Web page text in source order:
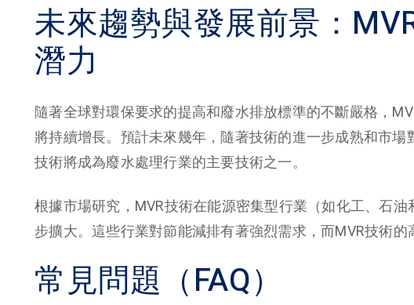
未來趨勢與發展前景：
潛力
隨著全球對環保要求的提高和廢水排放標準的不斷嚴格，
將持續增長。預計未來幾年，隨著技術的進一步成熟和市場
技術將成為廢水處理行業的主要技術之一。
根據市場研究，MVR技術在能源密集型行業（如化工、石
步擴大。這些行業對節能減排有著強烈需求，而MVR技術的
常見問題（FAQ）